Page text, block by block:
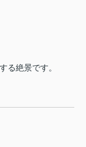
る絶景です。